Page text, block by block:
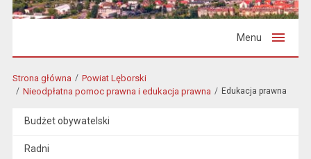
Menu
Strona główna
Powiat Lęborski
Nieodpłatna pomoc prawna i edukacja prawna
Edukacja prawna
Budżet obywatelski
Radni